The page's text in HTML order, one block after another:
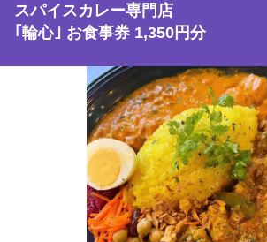
スパイスカレー専門店
｢輪心｣ お食事券 1,350円分